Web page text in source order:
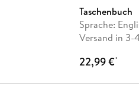
Taschenbuch
Sprache:
Versand in 3-
22,99 €*